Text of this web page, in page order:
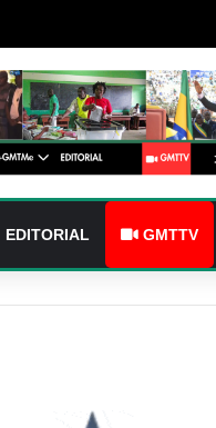
EDITORIAL GMTTV